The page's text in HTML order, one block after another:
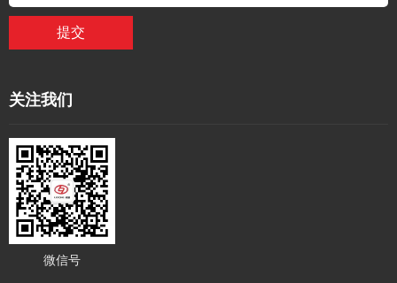
提交
关注我们
微信号